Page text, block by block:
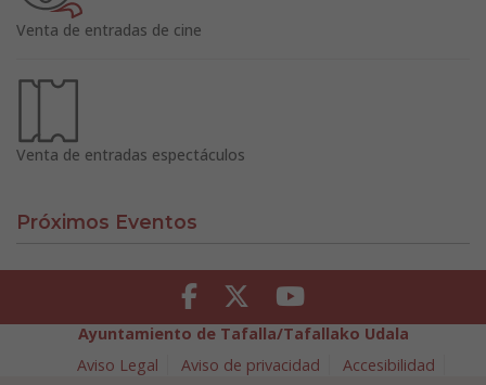
Venta de entradas de cine
Venta de entradas espectáculos
Próximos Eventos
Facebook Twitter Youtube
Ayuntamiento de Tafalla/Tafallako Udala
Aviso Legal
Aviso de privacidad
Accesibilidad